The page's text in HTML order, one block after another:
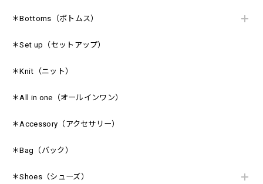
＊Bottoms（ボトムス）
＊Set up（セットアップ）
＊Knit（ニット）
＊All in one（オールインワン）
＊Accessory（アクセサリー）
＊Bag（バック）
＊Shoes（シューズ）